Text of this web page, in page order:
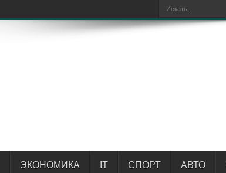
ЭКОНОМИКА IT СПОРТ АВТО